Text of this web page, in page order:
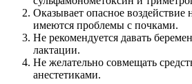
Оказывает опасное воздействие
имеются проблемы с почками.
Не рекомендуется давать
лактации.
Не желательно совмещать
анестетиками.